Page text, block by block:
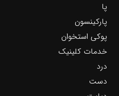
پا
پارکینسون
پوکی استخوان
خدمات کلینیک
درد
دست